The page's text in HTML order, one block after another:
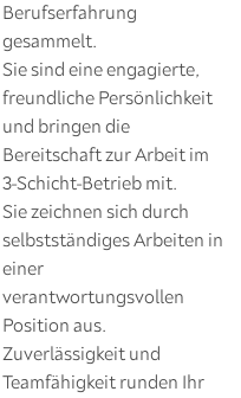
Berufserfahrung
gesammelt.
Sie sind eine engagierte,
freundliche Persönlichkeit
und bringen die
Bereitschaft zur Arbeit im
3-Schicht-Betrieb mit.
Sie zeichnen sich durch
selbstständiges Arbeiten in
einer
verantwortungsvollen
Position aus.
Zuverlässigkeit und
Teamfähigkeit runden Ihr